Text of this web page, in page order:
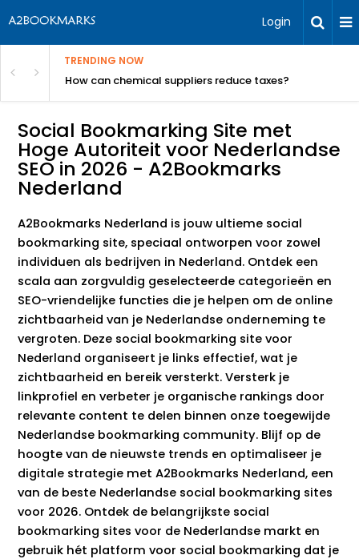
Login
TRENDING NOW
Rivals How can chemical suppliers reduce taxes?
Social Bookmarking Site met
Hoge Autoriteit voor Nederlandse
SEO in 2026 - A2Bookmarks
Nederland
A2Bookmarks Nederland is jouw ultieme social
bookmarking site, speciaal ontworpen voor zowel
individuen als bedrijven in Nederland. Ontdek een
scala aan zorgvuldig geselecteerde categorieën en
SEO-vriendelijke functies die je helpen om de online
zichtbaarheid van je Nederlandse onderneming te
vergroten. Deze social bookmarking site voor
Nederland organiseert je links effectief, wat je
zichtbaarheid en bereik versterkt. Versterk je
linkprofiel en verbeter je organische rankings door
relevante content te delen binnen onze toegewijde
Nederlandse bookmarking community. Blijf op de
hoogte van de nieuwste trends en optimaliseer je
digitale strategie met A2Bookmarks Nederland, een
van de beste Nederlandse social bookmarking sites
voor 2026. Ontdek de belangrijkste social
bookmarking sites voor de Nederlandse markt en
gebruik hét platform voor social bookmarking dat je